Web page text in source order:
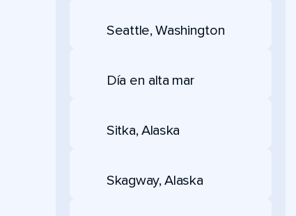
Seattle, Washington
Día en alta mar
Sitka, Alaska
Skagway, Alaska